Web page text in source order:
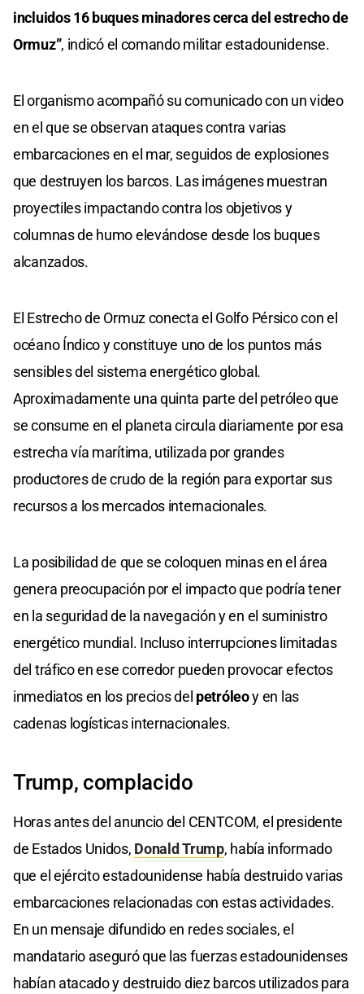
incluidos 16 buques minadores cerca del estrecho de
Ormuz”, indicó el comando militar estadounidense.
El organismo acompañó su comunicado con un video
en el que se observan ataques contra varias
embarcaciones en el mar, seguidos de explosiones
que destruyen los barcos. Las imágenes muestran
proyectiles impactando contra los objetivos y
columnas de humo elevándose desde los buques
alcanzados.
El Estrecho de Ormuz conecta el Golfo Pérsico con el
océano Índico y constituye uno de los puntos más
sensibles del sistema energético global.
Aproximadamente una quinta parte del petróleo que
se consume en el planeta circula diariamente por esa
estrecha vía marítima, utilizada por grandes
productores de crudo de la región para exportar sus
recursos a los mercados internacionales.
La posibilidad de que se coloquen minas en el área
genera preocupación por el impacto que podría tener
en la seguridad de la navegación y en el suministro
energético mundial. Incluso interrupciones limitadas
del tráfico en ese corredor pueden provocar efectos
inmediatos en los precios del petróleoy en las
cadenas logísticas internacionales.
Trump, complacido
Horas antes del anuncio del CENTCOM, el presidente
de Estados Unidos, Donald Trump, había informado
que el ejército estadounidense había destruido varias
embarcaciones relacionadas con estas actividades.
En un mensaje difundido en redes sociales, el
mandatario aseguró que las fuerzas estadounidenses
habían atacado y destruido diez barcos utilizados para